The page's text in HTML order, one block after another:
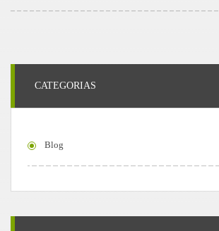
CATEGORIAS
Blog